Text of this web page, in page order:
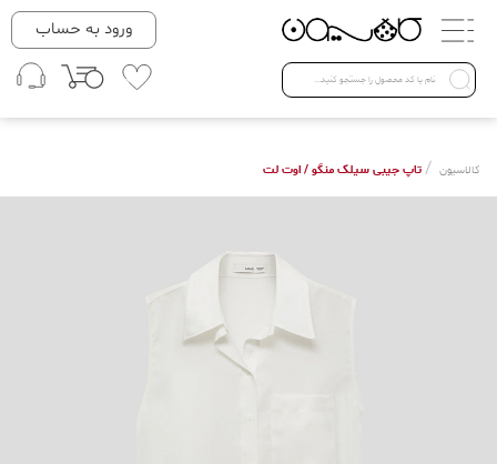
دسته بندی ها
Open submenu ( لباس زنانه )
لباس زنانه
لباس مردانه
ورود به حساب
کالاسیون / تاپ جیبی سیلک منگو / اوت لت